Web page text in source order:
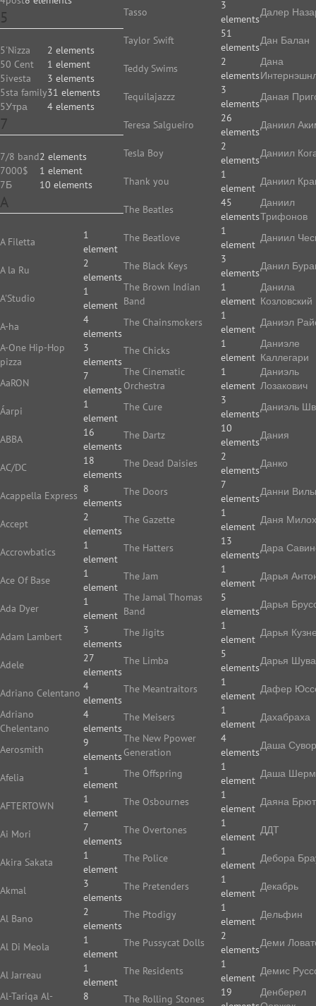
5
5'Nizza
2 elements
50 Cent
1 element
5ivesta
3 elements
5sta family31 elements
5Утра
4 elements
7
7/8 band2 elements
7000$
1 element
7Б
10 elements
A
A Filetta
1
element
A la Ru
2
elements
A'Studio
1
element
A-ha
4
elements
A-One Hip-Hop
pizza
3
elements
AaRON
7
elements
Áarpi
1
element
ABBA
16
elements
AC/DC
18
elements
Acappella Express
8
elements
Accept
2
elements
Accrowbatics
1
element
Ace Of Base
1
element
Ada Dyer
1
element
Adam Lambert
3
elements
Adele
27
elements
Adriano Celentano
4
elements
Adriano
Chelentano
4
elements
Aerosmith
9
elements
Afelia
1
element
AFTERTOWN
1
element
Ai Mori
7
elements
Akira Sakata
1
element
Akmal
3
elements
Al Bano
2
elements
Al Di Meola
1
element
Al Jarreau
1
element
Al-Tariqa Al-
8
Tasso
3
elements
Taylor Swift
51
elements
Teddy Swims
2
elements
Tequilajazzz
3
elements
Teresa Salgueiro
26
elements
Tesla Boy
2
elements
Thank you
1
element
The Beatles
45
elements
The Beatlove
1
element
The Black Keys
3
elements
The Brown Indian
Band
1
element
The Chainsmokers
1
element
The Chicks
1
element
The Cinematic
Orchestra
1
element
The Cure
3
elements
The Dartz
10
elements
The Dead Daisies
2
elements
The Doors
7
elements
The Gazette
1
element
The Hatters
13
elements
The Jam
1
element
The Jamal Thomas
Band
5
elements
The Jigits
1
element
The Limba
5
elements
The Meantraitors
1
element
The Meisers
1
element
The New Ppower
Generation
4
elements
The Offspring
1
element
The Osbournes
1
element
The Overtones
1
element
The Police
1
element
The Pretenders
1
element
The Ptodigy
1
element
The Pussycat Dolls
2
elements
The Residents
1
element
The Rolling Stones
19
Далер
Дан Балан
Дана
Даная
Даниил
Даниил
Даниил
Даниил
Трифонов
Даниил
Данил
Данила
Козловский
Даниэл
Даниэле
Каллегари
Даниэль
Лозакович
Даниэль
Дания
Данко
Данни
Даня
Дара
Дарья
Дарья
Дарья
Дарья
Дафер
Дахабраха
Даша
Даша
Даяна Брют
ДДТ
Дебора
Декабрь
Дельфин
Деми
Демис
Денберел